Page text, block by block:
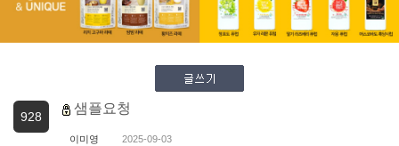
928
샘플요청
이미영 2025-09-03